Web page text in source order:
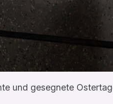
und gesegnete